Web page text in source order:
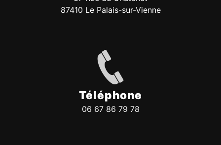
87410 Le Palais-sur-Vienne
Téléphone
06 67 86 79 78